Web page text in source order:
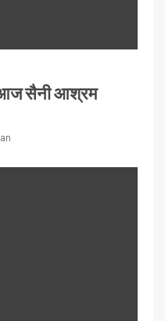
आज सैनी आश्रम